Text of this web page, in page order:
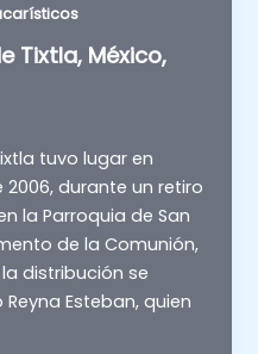
Tixtla, México,
tuvo lugar en
2006, durante un retiro
la Parroquia de San
de la Comunión,
distribución se
Esteban, quien